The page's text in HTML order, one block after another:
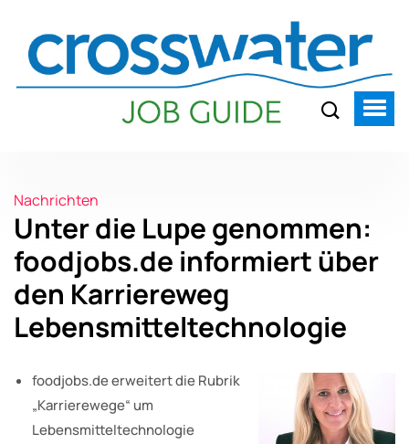
Nachrichten
Unter die Lupe genommen:
foodjobs.de informiert über
den Karriereweg
Lebensmitteltechnologie
foodjobs.de erweitert die Rubrik
„Karrierewege“ um
Lebensmitteltechnologie